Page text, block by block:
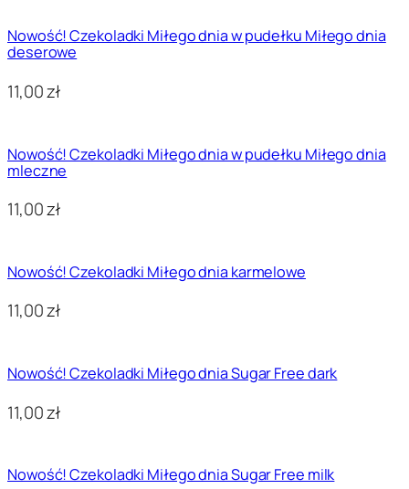
Nowość! Czekoladki Miłego dnia w pudełku Miłego dnia
deserowe
11,00zł
Nowość! Czekoladki Miłego dnia w pudełku Miłego dnia
mleczne
11,00zł
Nowość! Czekoladki Miłego dnia karmelowe
11,00zł
Nowość! Czekoladki Miłego dnia Sugar Free dark
11,00zł
Nowość! Czekoladki Miłego dnia Sugar Free milk